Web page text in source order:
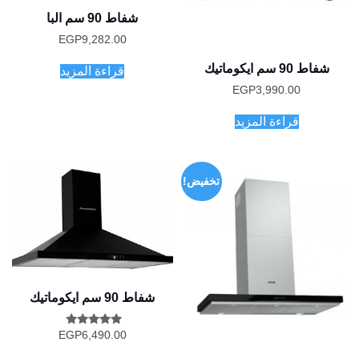
شفاط 90 سم ايكوماتيك
EGP3,990.00
قراءة المزيد
شفاط 90 سم البا
EGP9,282.00
قراءة المزيد
تخفيض!
شفاط 90 سم ايكوماتيك
تم التقييمEGP6,490.00